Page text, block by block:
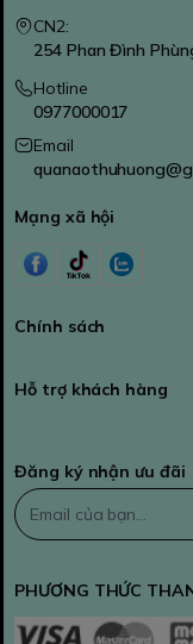
CN2:
254 Phan Đình
Hotline
0977000017
Email
Mạng xã hội
Chính sách
Hỗ trợ khách hàng
Đăng ký nhận ưu đãi
PHƯƠNG THỨC